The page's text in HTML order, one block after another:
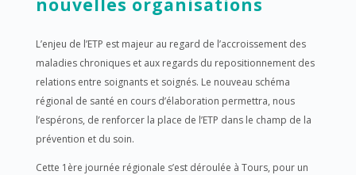
nouvelles organisations
L’enjeu de l’ETP est majeur au regard de l’accroissement des
maladies chroniques et aux regards du repositionnement des
relations entre soignants et soignés. Le nouveau schéma
régional de santé en cours d’élaboration permettra, nous
l’espérons, de renforcer la place de l’ETP dans le champ de la
prévention et du soin.
Cette 1ère journée régionale s’est déroulée à Tours, pour un